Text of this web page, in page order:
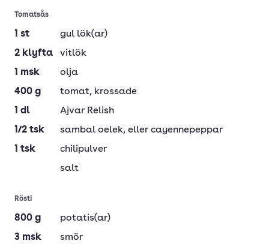
Tomatsås
1 st
gul lök(ar)
2 klyfta
vitlök
1 msk
olja
400 g tomat, krossade
1 dl
Ajvar Relish
1/2 tsk sambal oelek, eller cayennepeppar
1 tsk
chilipulver
salt
Rösti
800 g
potatis(ar)
3 msk
smör